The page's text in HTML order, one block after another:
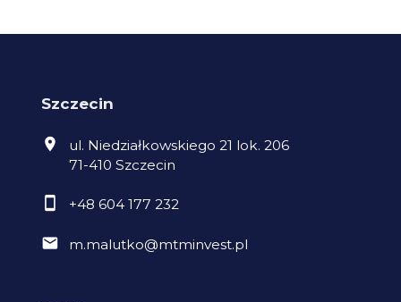
Szczecin
ul. Niedziałkowskiego 21 lok. 206
71-410 Szczecin
+48 604 177 232
m.malutko@mtminvest.pl